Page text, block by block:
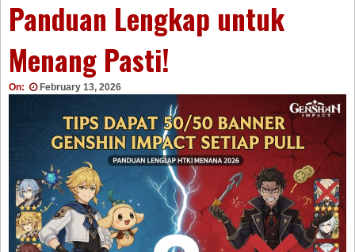
Panduan Lengkap untuk
Menang Pasti!
On: February 13, 2026